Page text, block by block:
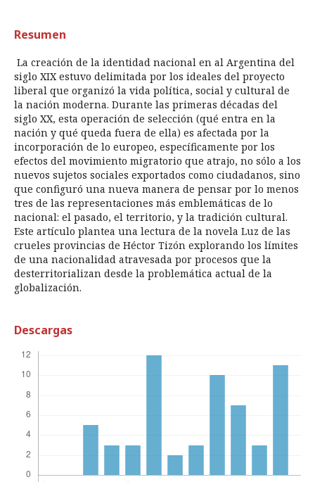
Resumen
La creación de la identidad nacional en al Argentina del
siglo XIX estuvo delimitada por los ideales del proyecto
liberal que organizó la vida política, social y cultural de
la nación moderna. Durante las primeras décadas del
siglo XX, esta operación de selección (qué entra en la
nación y qué queda fuera de ella) es afectada por la
incorporación de lo europeo, específicamente por los
efectos del movimiento migratorio que atrajo, no sólo a los
nuevos sujetos sociales exportados como ciudadanos, sino
que configuró una nueva manera de pensar por lo menos
tres de las representaciones más emblemáticas de lo
nacional: el pasado, el territorio, y la tradición cultural.
Este artículo plantea una lectura de la novela Luz de las
crueles provincias de Héctor Tizón explorando los límites
de una nacionalidad atravesada por procesos que la
desterritorializan desde la problemática actual de la
globalización.
Descargas